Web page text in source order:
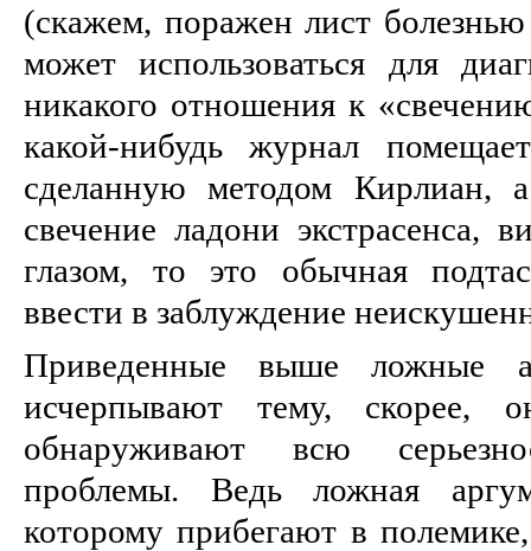
(скажем, поражен лист
может использоваться для
никакого отношения к
какой-нибудь журнал
сделанную методом Кирлиан,
свечение ладони экстрасенса,
глазом, то это обычная
ввести в заблуждение
Приведенные выше ложные
исчерпывают тему, скорее,
обнаруживают всю
проблемы. Ведь ложная
которому прибегают в